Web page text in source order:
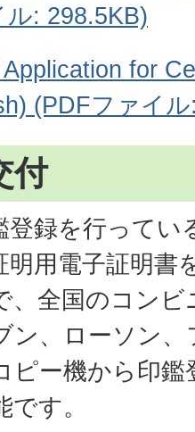
: 298.5KB)
for
(PDFファイ
付
登録を行ってい
明用電子証明書
、全国のコン
ン、ローソン
ピー機から印
す。